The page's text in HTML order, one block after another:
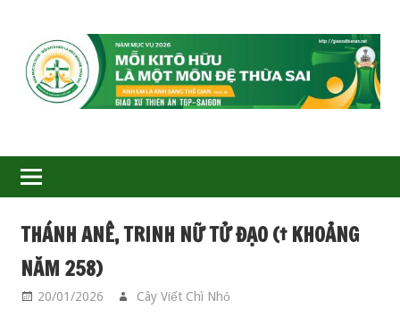
GIÁO
XỨ
THIÊN
ÂN-
TGP
SAIGON
THÁNH ANÊ, TRINH NỮ TỬ ĐẠO († KHOẢNG
NĂM 258)
20/01/2026 Cây Viết Chì Nhỏ